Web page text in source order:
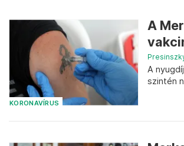
KORONAVÍRUS
A
A
szintén